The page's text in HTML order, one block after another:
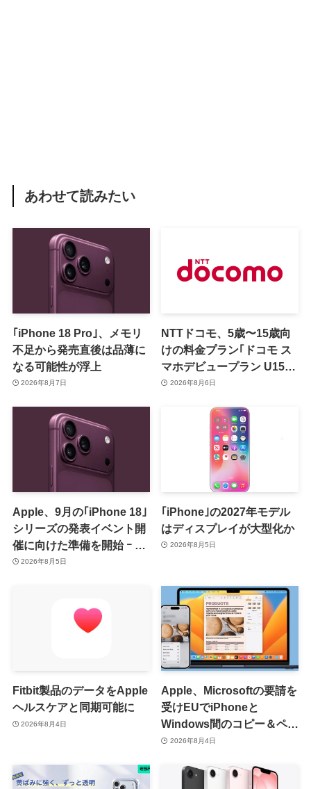
あわせて読みたい
｢iPhone 18 Pro｣、メモリ
不足から発売直後は品薄に
なる可能性が浮上
2026年8月7日
NTTドコモ、5歳〜15歳向
けの料金プラン｢ドコモ ス
マホデビュープラン U15｣
を発表 ｰ その家族がおトク
2026年8月6日
Apple、9月の｢iPhone 18｣
シリーズの発表イベント開
催に向けた準備を開始 ｰ 9
月8日か9月9日に開催見込
2026年8月5日
｢iPhone｣の2027年モデル
はディスプレイが大型化か
2026年8月5日
Fitbit製品のデータをApple
ヘルスケアと同期可能に
2026年8月4日
Apple、Microsoftの要請を
受けEUでiPhoneと
Windows間のコピー＆ペー
スト機能を提供へ
2026年8月4日